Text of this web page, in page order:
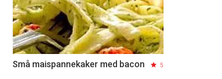
Små maispannekaker med bacon 5